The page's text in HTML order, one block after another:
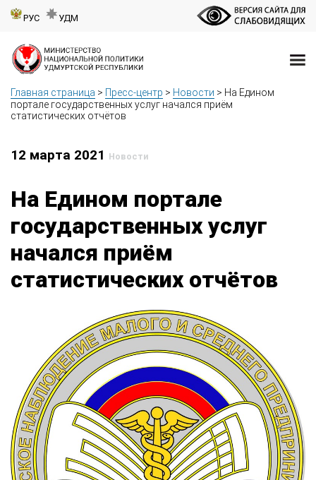
РУС УДМ
Главная страница > Пресс-центр > Новости > На Едином
портале государственных услуг начался приём
статистических отчётов
12 марта 2021 Новости
На Едином портале
государственных услуг
начался приём
статистических отчётов